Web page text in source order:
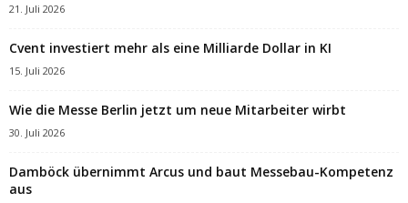
21. Juli 2026
Cvent investiert mehr als eine Milliarde Dollar in KI
15. Juli 2026
Wie die Messe Berlin jetzt um neue Mitarbeiter wirbt
30. Juli 2026
Damböck übernimmt Arcus und baut Messebau-Kompetenz
aus